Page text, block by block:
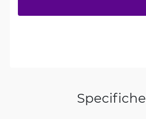
Specifiche